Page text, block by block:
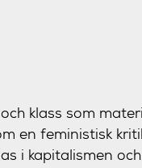
klass som
en feministisk
i kapitalismen